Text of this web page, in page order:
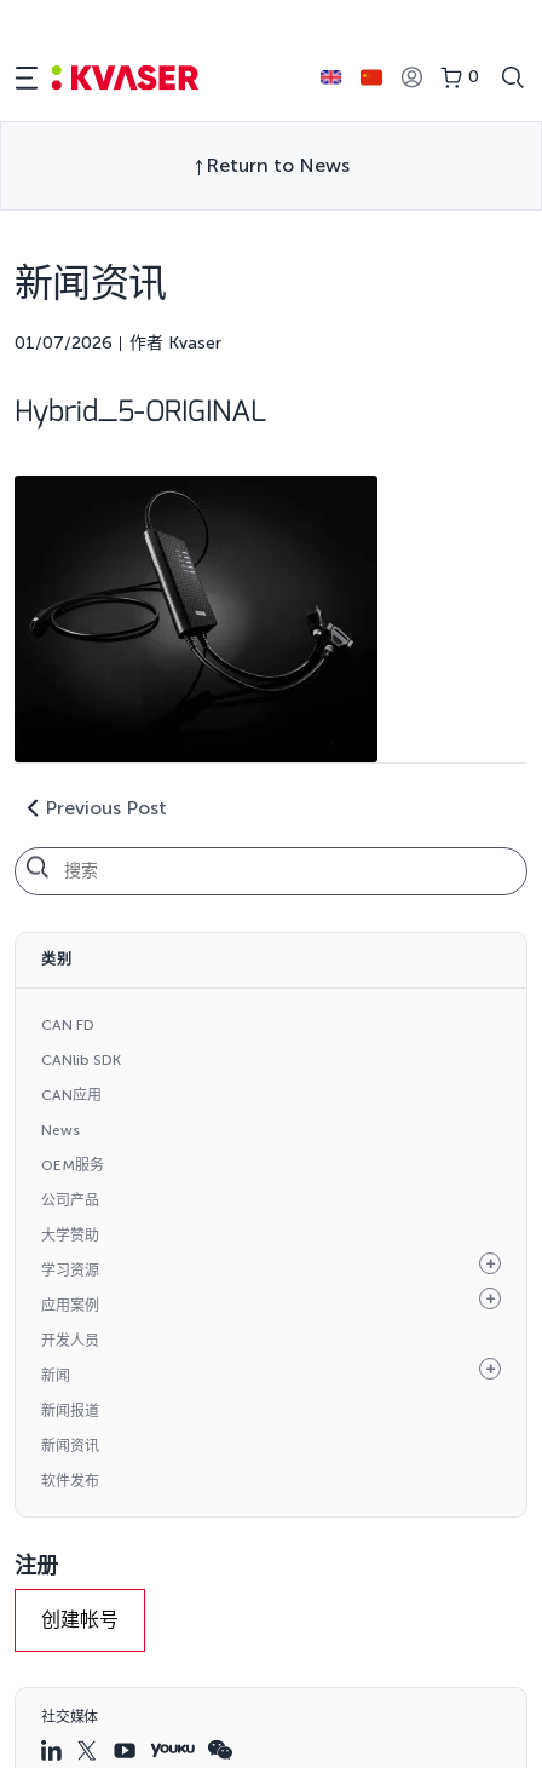
0
Return to News
新闻资讯
01/07/2026 作者 Kvaser
Hybrid_5-ORIGINAL
Previous Post
类别
CAN FD
CANlib SDK
CAN应用
News
OEM服务
公司产品
大学赞助
学习资源
应用案例
开发人员
新闻
新闻报道
新闻资讯
软件发布
注册
创建帐号
社交媒体